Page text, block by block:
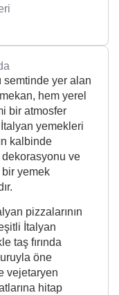
semtinde yer alan
hem yerel
bir atmosfer
yemekleri
kalbinde
ve
bir yemek
pizzalarının
İtalyan
taş fırında
öne
vejetaryen
hitap